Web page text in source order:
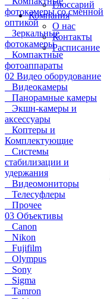
Глоссарий
Компания
О нас
Контакты
Расписание
фотокамеры со сменной
оптикой
Зеркальные
фотокамеры
Компактные
фотоаппараты
02 Видео оборудование
Видеокамеры
Панорамные камеры
Экшн-камеры и
аксессуары
Коптеры и
Комплектующие
Системы
стабилизации и
удержания
Видеомониторы
Телесуфлеры
Прочее
03 Объективы
Canon
Nikon
Fujifilm
Olympus
Sony
Sigma
Tamron